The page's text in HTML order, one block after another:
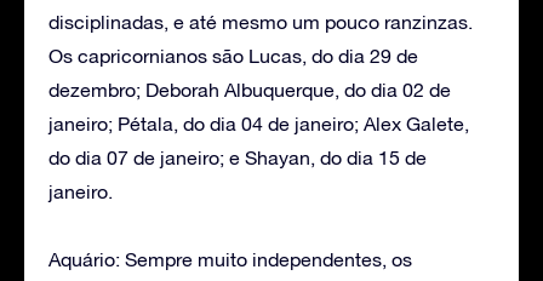
disciplinadas, e até mesmo um pouco ranzinzas.
Os capricornianos são Lucas, do dia 29 de
dezembro; Deborah Albuquerque, do dia 02 de
janeiro; Pétala, do dia 04 de janeiro; Alex Galete,
do dia 07 de janeiro; e Shayan, do dia 15 de
janeiro.
Aquário: Sempre muito independentes, os